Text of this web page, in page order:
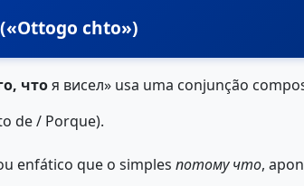
chto»)
чтоя висел» usa uma conjunção
de / Porque).
enfático que o simples потому что,